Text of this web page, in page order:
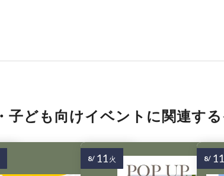
子ども向けイベントに関連す
8/ 11 火 8/ 11